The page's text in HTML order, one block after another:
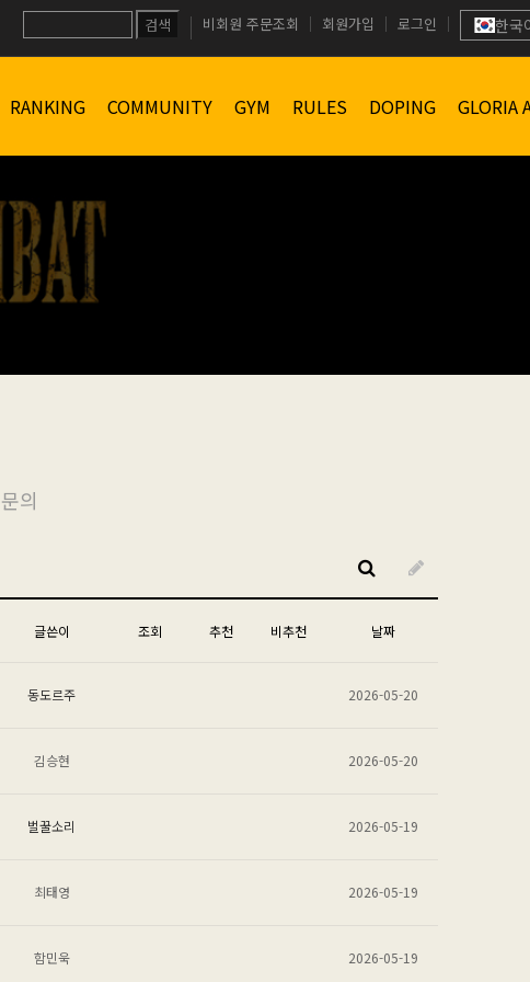
검색 비회원 주문조회 회원가입 로그인 한국
RANKING COMMUNITY GYM RULES DOPING GLORIA
문의
글쓴이 조회 추천 비추천 날짜
동도르주 2026-05-20
김승현 2026-05-20
벌꿀소리 2026-05-19
최태영 2026-05-19
함민욱 2026-05-19